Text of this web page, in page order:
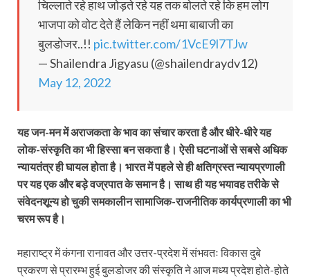
चिल्लाते रहे हाथ जोड़ते रहे यह तक बोलते रहे कि हम लोग
भाजपा को वोट देते हैं लेकिन नहीं थमा बाबाजी का
बुलडोजर..!! pic.twitter.com/1VcE9l7TJw
— Shailendra Jigyasu (@shailendraydv12)
May 12, 2022
यह जन-मन में अराजकता के भाव का संचार करता है और धीरे-धीरे यह
लोक-संस्कृति का भी हिस्सा बन सकता है। ऐसी घटनाओं से सबसे अधिक
न्यायतंत्र ही घायल होता है। भारत में पहले से ही क्षतिग्रस्त न्यायप्रणाली
पर यह एक और बड़े वज्रपात के समान है। साथ ही यह भयावह तरीके से
संवेदनशून्य हो चुकी समकालीन सामाजिक-राजनीतिक कार्यप्रणाली का भी
चरम रूप है।
महाराष्ट्र में कंगना रानावत और उत्तर-प्रदेश में संभवतः विकास दुबे
प्रकरण से प्रारम्भ हुई बुलडोजर की संस्कृति ने आज मध्य प्रदेश होते-होते